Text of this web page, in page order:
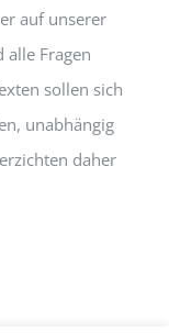
auf unserer
Fragen
sollen sich
unabhängig
daher